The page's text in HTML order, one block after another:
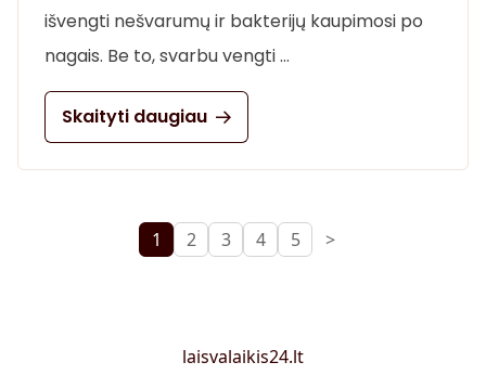
išvengti nešvarumų ir bakterijų kaupimosi po
nagais. Be to, svarbu vengti …
Skaityti daugiau
1 2 3 4 5 >
laisvalaikis24.lt